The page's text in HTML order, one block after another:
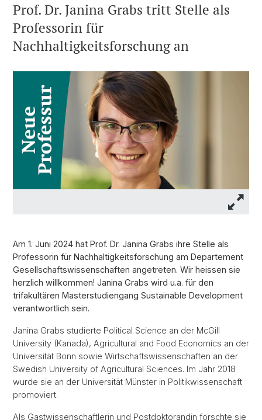
Prof. Dr. Janina Grabs tritt Stelle als
Professorin für
Nachhaltigkeitsforschung an
Am 1. Juni 2024 hat Prof. Dr. Janina Grabs ihre Stelle als
Professorin für Nachhaltigkeitsforschung am Departement
Gesellschaftswissenschaften angetreten. Wir heissen sie
herzlich willkommen! Janina Grabs wird u.a. für den
trifakultären Masterstudiengang Sustainable Development
verantwortlich sein.
Janina Grabs studierte Political Science an der McGill
University (Kanada), Agricultural and Food Economics an der
Universität Bonn sowie Wirtschaftswissenschaften an der
Swedish University of Agricultural Sciences. Im Jahr 2018
wurde sie an der Universität Münster in Politikwissenschaft
promoviert.
Als Gastwissenschaftlerin und Postdoktorandin forschte sie